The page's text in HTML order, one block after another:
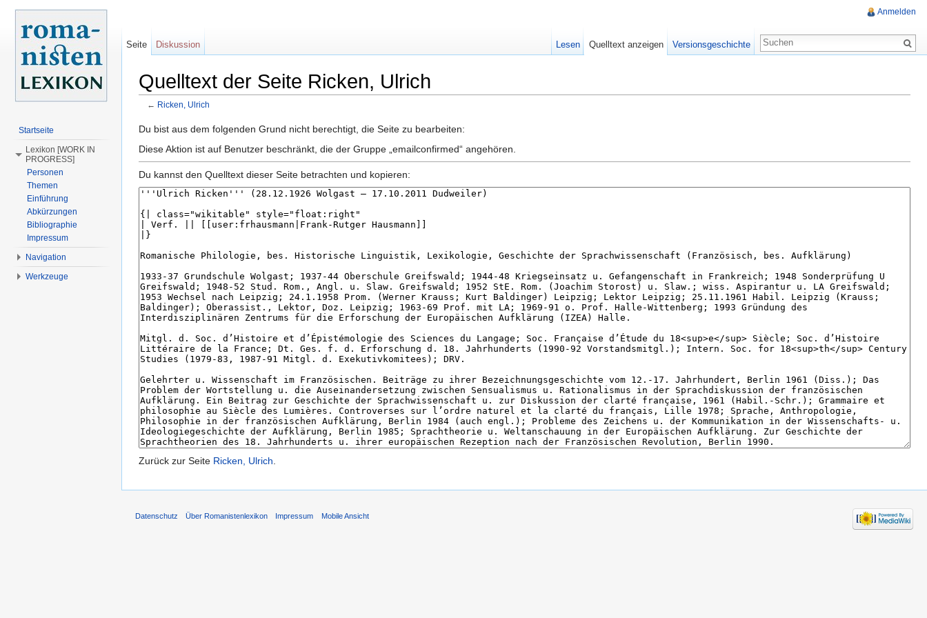
Quelltext der Seite Ricken, Ulrich
← Ricken, Ulrich
Du bist aus dem folgenden Grund nicht berechtigt, die Seite zu bearbeiten:
Diese Aktion ist auf Benutzer beschränkt, die der Gruppe „emailconfirmed“ angehören.
Du kannst den Quelltext dieser Seite betrachten und kopieren:
Zurück zur Seite Ricken, Ulrich.
Anmelden
Seite Diskussion Lesen Quelltext anzeigen Versionsgeschichte
Startseite
Lexikon [WORK IN
PROGRESS]
Personen
Themen
Einführung
Abkürzungen
Bibliographie
Impressum
Navigation
Werkzeuge
Datenschutz Über Romanistenlexikon Impressum Mobile Ansicht